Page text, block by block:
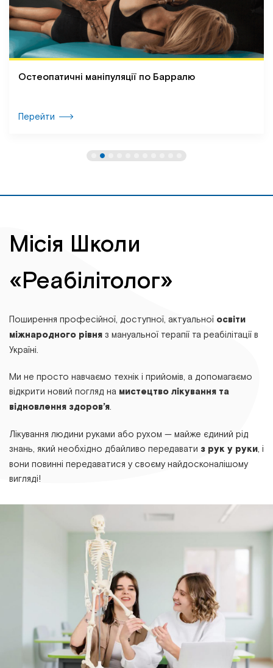
Остеопатичні маніпуляції по Барралю
Перейти
Місія Школи
«Реабілітолог»
Поширення професійної, доступної, актуальної освіти
міжнародного рівня з мануальної терапії та реабілітації в
Україні.
Ми не просто навчаємо технік і прийомів, а допомагаємо
відкрити новий погляд на мистецтво лікування та
відновлення здоров’я.
Лікування людини руками або рухом — майже єдиний рід
знань, який необхідно дбайливо передавати з рук у руки, і
вони повинні передаватися у своєму найдосконалішому
вигляді!